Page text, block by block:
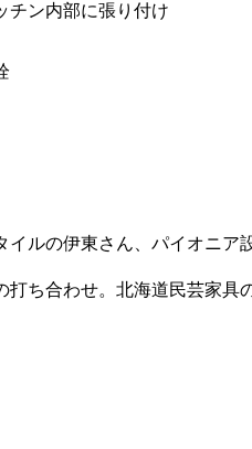
チン内部に張り付け
ルの伊東さん、パイオニ
ち合わせ。北海道民芸家具